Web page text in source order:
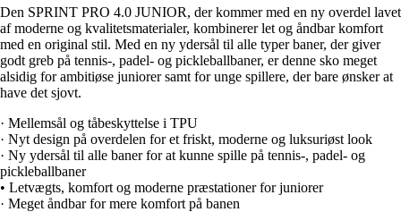
Den SPRINT PRO 4.0 JUNIOR, der kommer med en ny overdel lavet
af moderne og kvalitetsmaterialer, kombinerer let og åndbar komfort
med en original stil. Med en ny ydersål til alle typer baner, der giver
godt greb på tennis-, padel- og pickleballbaner, er denne sko meget
alsidig for ambitiøse juniorer samt for unge spillere, der bare ønsker at
have det sjovt.
· Mellemsål og tåbeskyttelse i TPU
· Nyt design på overdelen for et friskt, moderne og luksuriøst look
· Ny ydersål til alle baner for at kunne spille på tennis-, padel- og
pickleballbaner
• Letvægts, komfort og moderne præstationer for juniorer
· Meget åndbar for mere komfort på banen